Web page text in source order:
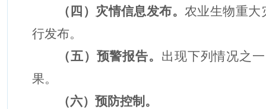
（ 四 ） 灾情信息发布。农业生物重大
行发布。
（五）预警报告。 出现下列情况之
果。
（六）预防控制。